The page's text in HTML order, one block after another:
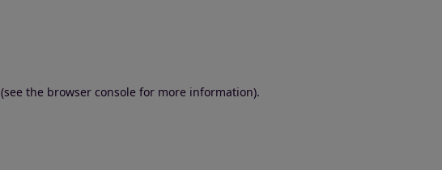
(see the browser console for more information).